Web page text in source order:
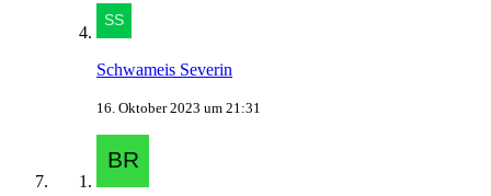
Schwameis Severin
16. Oktober 2023 um 21:31